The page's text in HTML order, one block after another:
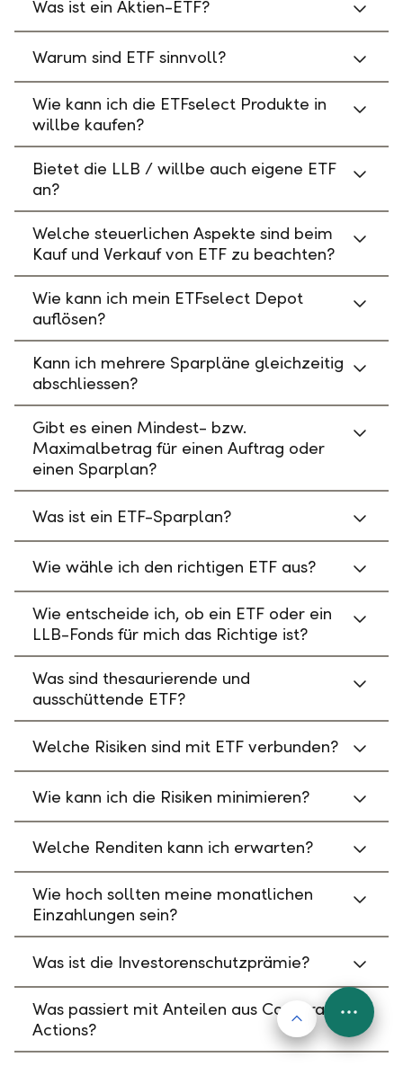
Was ist ein Aktien-ETF?
Warum sind ETF sinnvoll?
Wie kann ich die ETFselect Produkte in
willbe kaufen?
Bietet die LLB / willbe auch eigene ETF
an?
Welche steuerlichen Aspekte sind beim
Kauf und Verkauf von ETF zu beachten?
Wie kann ich mein ETFselect Depot
auflösen?
Kann ich mehrere Sparpläne gleichzeitig
abschliessen?
Gibt es einen Mindest- bzw.
Maximalbetrag für einen Auftrag oder
einen Sparplan?
Was ist ein ETF-Sparplan?
Wie wähle ich den richtigen ETF aus?
Wie entscheide ich, ob ein ETF oder ein
LLB-Fonds für mich das Richtige ist?
Was sind thesaurierende und
ausschüttende ETF?
Welche Risiken sind mit ETF verbunden?
Wie kann ich die Risiken minimieren?
Welche Renditen kann ich erwarten?
Wie hoch sollten meine monatlichen
Einzahlungen sein?
Was ist die Investorenschutzprämie?
Was passiert mit Anteilen aus Corporate
Actions?
Nach oben
FAB
Menu